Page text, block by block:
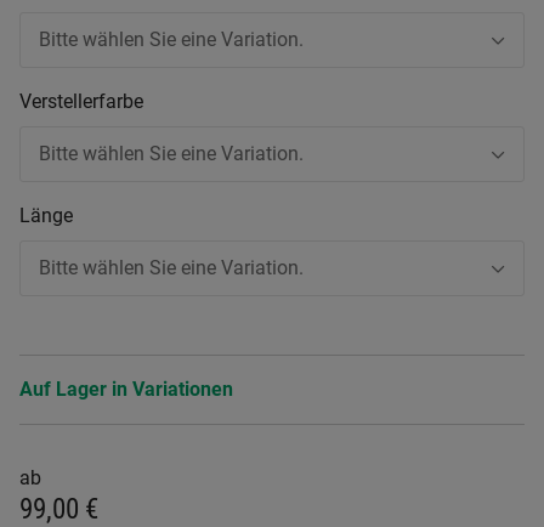
Bitte wählen Sie eine Variation.
Verstellerfarbe
Bitte wählen Sie eine Variation.
Länge
Bitte wählen Sie eine Variation.
Auf Lager in Variationen
ab
99,00 €